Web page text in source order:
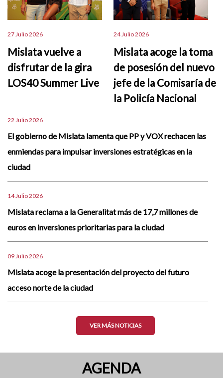
27 Julio 2026
Mislata vuelve a
disfrutar de la gira
LOS40 Summer Live
24 Julio 2026
Mislata acoge la toma
de posesión del nuevo
jefe de la Comisaría de
la Policía Nacional
22 Julio 2026
El gobierno de Mislata lamenta que PP y VOX rechacen las
enmiendas para impulsar inversiones estratégicas en la
ciudad
14 Julio 2026
Mislata reclama a la Generalitat más de 17,7 millones de
euros en inversiones prioritarias para la ciudad
09 Julio 2026
Mislata acoge la presentación del proyecto del futuro
acceso norte de la ciudad
VER MÁS NOTICIAS
AGENDA